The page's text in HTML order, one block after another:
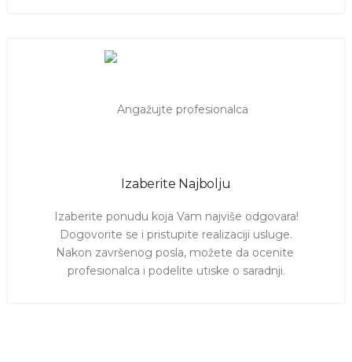
Izaberite Najbolju
Izaberite ponudu koja Vam najviše odgovara!
Dogovorite se i pristupite realizaciji usluge.
Nakon završenog posla, možete da ocenite
profesionalca i podelite utiske o saradnji.